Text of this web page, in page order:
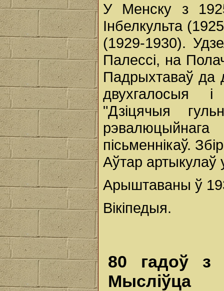
У Менску з
Інбелкульта
(1929-1930).
Палессі, на
Падрыхтаваў да
двухгалосыя
"Дзіцячыя
пісьменнікаў.
Аўтар
Арыштаваны ў
Вікіпедыя.
80 гадоў з
Мысліўца